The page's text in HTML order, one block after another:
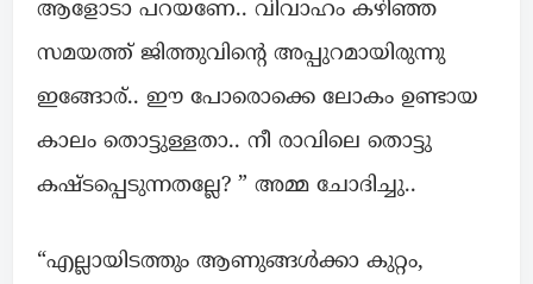
ആളോടാ പറയണേ.. വിവാഹം കഴിഞ്ഞ
സമയത്ത് ജിത്തുവിന്റെ അപ്പുറമായിരുന്നു
ഇങ്ങോര്.. ഈ പോരൊക്കെ ലോകം ഉണ്ടായ
കാലം തൊട്ടുള്ളതാ.. നീ രാവിലെ തൊട്ടു
കഷ്ടപ്പെടുന്നതല്ലേ? ” അമ്മ ചോദിച്ചു..
“എല്ലായിടത്തും ആണുങ്ങൾക്കാ കുറ്റം,